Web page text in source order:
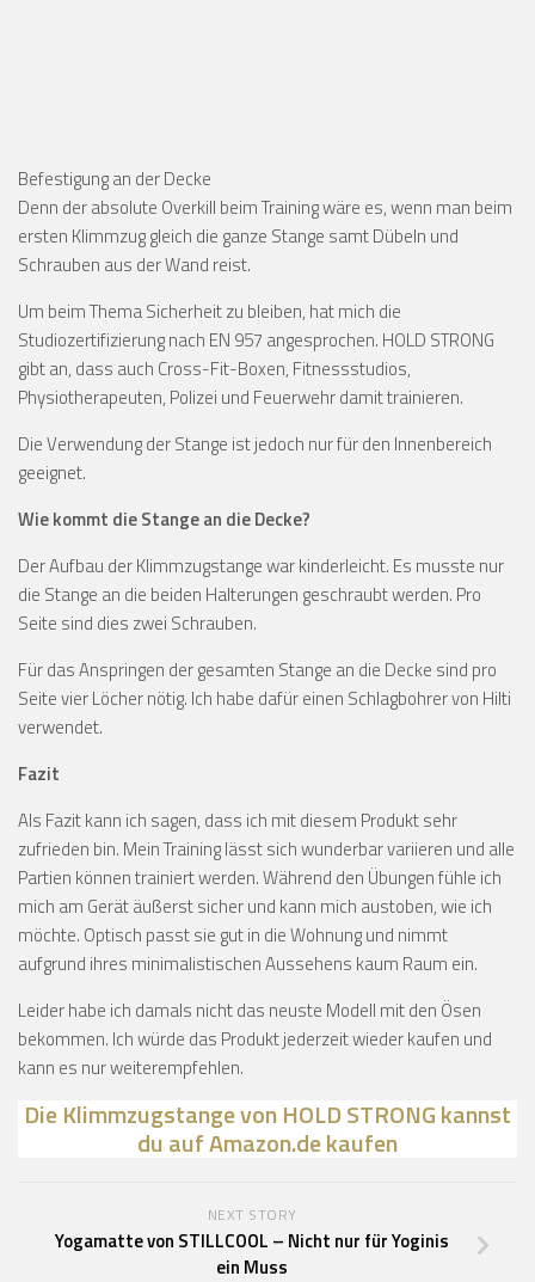
Befestigung an der Decke
Denn der absolute Overkill beim Training wäre es, wenn man beim
ersten Klimmzug gleich die ganze Stange samt Dübeln und
Schrauben aus der Wand reist.
Um beim Thema Sicherheit zu bleiben, hat mich die
Studiozertifizierung nach EN 957 angesprochen. HOLD STRONG
gibt an, dass auch Cross-Fit-Boxen, Fitnessstudios,
Physiotherapeuten, Polizei und Feuerwehr damit trainieren.
Die Verwendung der Stange ist jedoch nur für den Innenbereich
geeignet.
Wie kommt die Stange an die Decke?
Der Aufbau der Klimmzugstange war kinderleicht. Es musste nur
die Stange an die beiden Halterungen geschraubt werden. Pro
Seite sind dies zwei Schrauben.
Für das Anspringen der gesamten Stange an die Decke sind pro
Seite vier Löcher nötig. Ich habe dafür einen Schlagbohrer von Hilti
verwendet.
Fazit
Als Fazit kann ich sagen, dass ich mit diesem Produkt sehr
zufrieden bin. Mein Training lässt sich wunderbar variieren und alle
Partien können trainiert werden. Während den Übungen fühle ich
mich am Gerät äußerst sicher und kann mich austoben, wie ich
möchte. Optisch passt sie gut in die Wohnung und nimmt
aufgrund ihres minimalistischen Aussehens kaum Raum ein.
Leider habe ich damals nicht das neuste Modell mit den Ösen
bekommen. Ich würde das Produkt jederzeit wieder kaufen und
kann es nur weiterempfehlen.
Die Klimmzugstange von HOLD STRONG kannst
du auf Amazon.de kaufen
NEXT STORY
Yogamatte von STILLCOOL – Nicht nur für Yoginis
ein Muss